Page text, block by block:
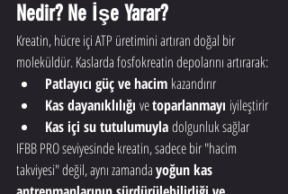
Nedir? Ne İşe Yarar?
Kreatin, hücre içi ATP üretimini artıran doğal bir
moleküldür. Kaslarda fosfokreatin depolarını artırarak:
Patlayıcı güç ve hacim kazandırır
Kas dayanıklılığı ve toparlanmayı iyileştirir
Kas içi su tutulumuyla dolgunluk sağlar
IFBB PRO seviyesinde kreatin, sadece bir "hacim
takviyesi" değil, aynı zamanda yoğun kas